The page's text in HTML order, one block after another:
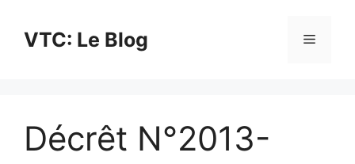
contenuVTC: Le Blog Menu
Décrêt N°2013-